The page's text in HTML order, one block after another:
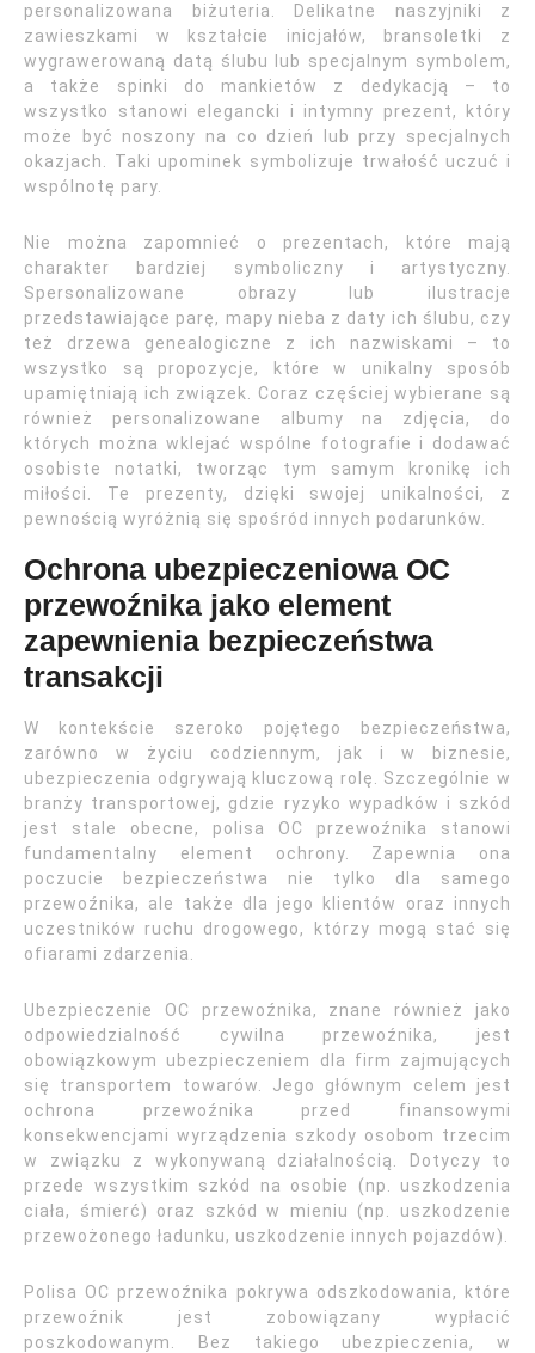
personalizowana biżuteria. Delikatne naszyjniki z
zawieszkami w kształcie inicjałów, bransoletki z
wygrawerowaną datą ślubu lub specjalnym symbolem,
a także spinki do mankietów z dedykacją – to
wszystko stanowi elegancki i intymny prezent, który
może być noszony na co dzień lub przy specjalnych
okazjach. Taki upominek symbolizuje trwałość uczuć i
wspólnotę pary.
Nie można zapomnieć o prezentach, które mają
charakter bardziej symboliczny i artystyczny.
Spersonalizowane obrazy lub ilustracje
przedstawiające parę, mapy nieba z daty ich ślubu, czy
też drzewa genealogiczne z ich nazwiskami – to
wszystko są propozycje, które w unikalny sposób
upamiętniają ich związek. Coraz częściej wybierane są
również personalizowane albumy na zdjęcia, do
których można wklejać wspólne fotografie i dodawać
osobiste notatki, tworząc tym samym kronikę ich
miłości. Te prezenty, dzięki swojej unikalności, z
pewnością wyróżnią się spośród innych podarunków.
Ochrona ubezpieczeniowa OC
przewoźnika jako element
zapewnienia bezpieczeństwa
transakcji
W kontekście szeroko pojętego bezpieczeństwa,
zarówno w życiu codziennym, jak i w biznesie,
ubezpieczenia odgrywają kluczową rolę. Szczególnie w
branży transportowej, gdzie ryzyko wypadków i szkód
jest stale obecne, polisa OC przewoźnika stanowi
fundamentalny element ochrony. Zapewnia ona
poczucie bezpieczeństwa nie tylko dla samego
przewoźnika, ale także dla jego klientów oraz innych
uczestników ruchu drogowego, którzy mogą stać się
ofiarami zdarzenia.
Ubezpieczenie OC przewoźnika, znane również jako
odpowiedzialność cywilna przewoźnika, jest
obowiązkowym ubezpieczeniem dla firm zajmujących
się transportem towarów. Jego głównym celem jest
ochrona przewoźnika przed finansowymi
konsekwencjami wyrządzenia szkody osobom trzecim
w związku z wykonywaną działalnością. Dotyczy to
przede wszystkim szkód na osobie (np. uszkodzenia
ciała, śmierć) oraz szkód w mieniu (np. uszkodzenie
przewożonego ładunku, uszkodzenie innych pojazdów).
Polisa OC przewoźnika pokrywa odszkodowania, które
przewoźnik jest zobowiązany wypłacić
poszkodowanym. Bez takiego ubezpieczenia, w